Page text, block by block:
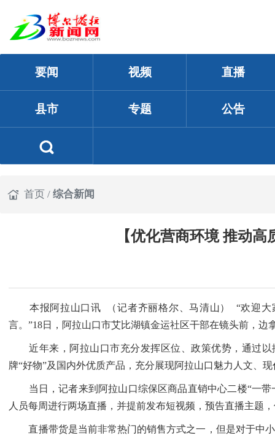
要闻 视频 直播
县市 专题 公告
首页/综合新闻
【优化营商环境 推动
本报阿拉山口讯 （记者齐丽格尔、马清山） “欢迎大家
言。”18日，阿拉山口市艾比湖镇金运社区干部在镜头前，边
近年来，阿拉山口市充分发挥区位、政策优势，通过以
牌“好物”及国内外优质产品，充分展现阿拉山口魅力人文、
当日，记者来到阿拉山口综保区商品直销中心二楼“一带
人员每周进行两场直播，并提前发布短视频，预告直播主题
直播带货是当前非常热门的销售方式之一，但是对于中小